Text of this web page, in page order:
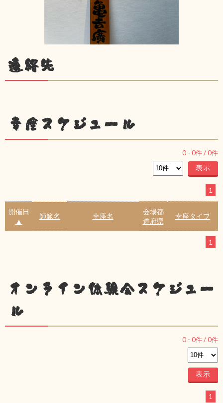
連絡先
幸座スケジュール
0 - 0件 /0件
1
開催日
▲
師範名 幸座名
会場都
道府県
幸座タイプ
1
オンライン体験会スケジュー
ル
0 - 0件 /0件
1